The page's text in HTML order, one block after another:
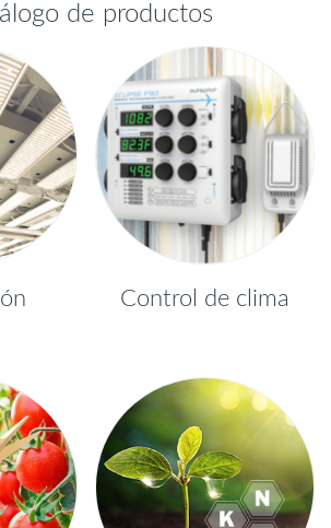
de productos
Control de clima